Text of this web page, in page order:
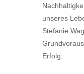
unseres
Stefanie
Erfolg.